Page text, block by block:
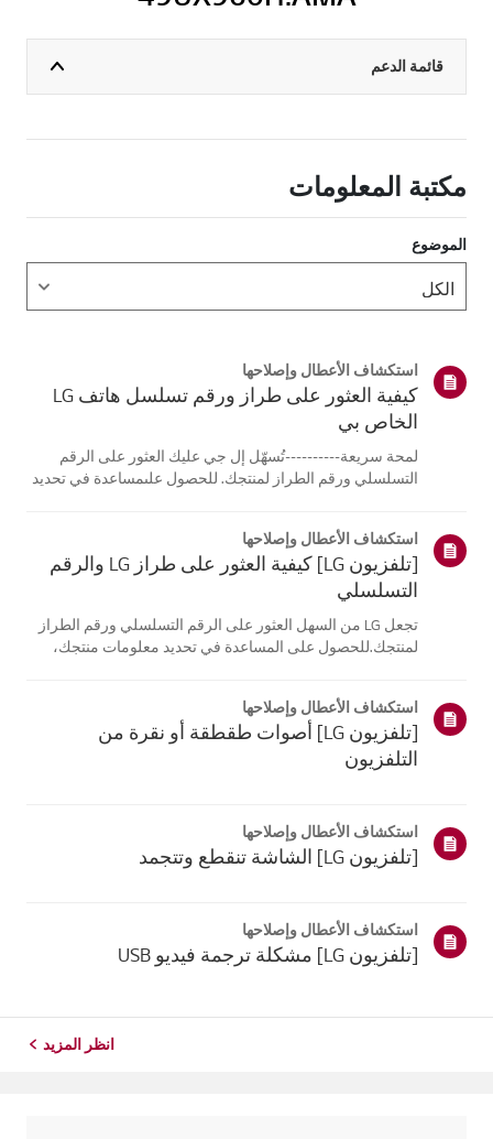
قائمة الدعم
مكتبة المعلومات
الموضوع
استكشاف الأعطال وإصلاحها
كيفية العثور على طراز ورقم تسلسل هاتف LG
الخاص بي
لمحة سريعة----------تُسهّل إل جي عليك العثور على الرقم
التسلسلي ورقم الطراز لمنتجك. للحصول علىمساعدة في تحديد
تختلف الصور أو ا...
استكشاف الأعطال وإصلاحها
[تلفزيون LG] كيفية العثور على طراز LG والرقم
التسلسلي
تجعل LG من السهل العثور على الرقم التسلسلي ورقم الطراز
لمنتجك.للحصول على المساعدة في تحديد معلومات منتجك،
الخلفي من الوحدة ...
استكشاف الأعطال وإصلاحها
[تلفزيون LG] أصوات طقطقة أو نقرة من
التلفزيون
استكشاف الأعطال وإصلاحها
[تلفزيون LG] الشاشة تنقطع وتتجمد
استكشاف الأعطال وإصلاحها
[تلفزيون LG] مشكلة ترجمة فيديو USB
انظر المزيد